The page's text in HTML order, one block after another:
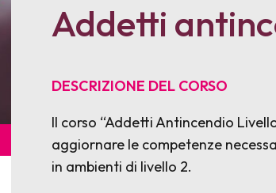
Addetti
DESCRIZIONE DEL CORSO
Il corso “Addetti Antincendio
aggiornare le competenze
in ambienti di livello 2.